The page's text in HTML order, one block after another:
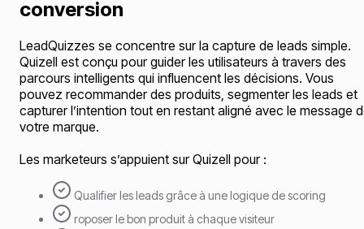
conversion
LeadQuizzes se concentre sur la capture de leads simple.
Quizell est conçu pour guider les utilisateurs à travers des
parcours intelligents qui influencent les décisions. Vous
pouvez recommander des produits, segmenter les leads et
capturer l’intention tout en restant aligné avec le message
votre marque.
Les marketeurs s’appuient sur Quizell pour :
Qualifier les leads grâce à une logique de scoring
roposer le bon produit à chaque visiteur